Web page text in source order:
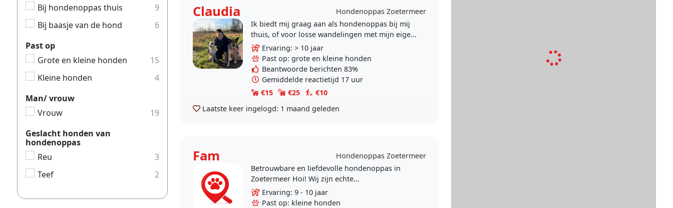
Claudia
Hondenoppas Zoetermeer
Ik biedt mij graag aan als hondenoppas bij mij
thuis, of voor losse wandelingen met mijn eigen
honden erbij.Ik heb al jaren ervaring met
honden, de..
Ervaring: > 10 jaar
Past op: grote en kleine honden
Beantwoorde berichten 83%
Gemiddelde reactietijd 17 uur
€15
€25
€10
Laatste keer ingelogd: 1 maand geleden
Fam
Hondenoppas Zoetermeer
Betrouwbare en liefdevolle hondenoppas in
Zoetermeer Hoi! Wij zijn echte
hondenliefhebbers 🐾 We vinden het heerlijk
om met honden bezig te zijn:..
Ervaring: 9 - 10 jaar
Past op: kleine honden
Bij hondenoppas thuis
9
Bij baasje van de hond
6
Past op
Grote en kleine honden
15
Kleine honden
4
Man/ vrouw
Vrouw
19
Geslacht honden van
hondenoppas
Reu
3
Teef
2